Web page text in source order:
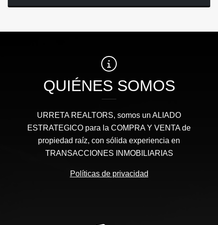
QUIÉNES SOMOS
URRETA REALTORS, somos un ALIADO
ESTRATEGICO para la COMPRA Y VENTA de
propiedad raíz, con sólida experiencia en
TRANSACCIONES INMOBILIARIAS
Políticas de privacidad